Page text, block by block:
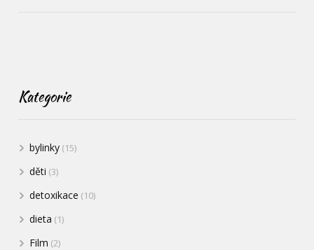
Kategorie
bylinky (15)
děti (3)
detoxikace (10)
dieta (1)
Film (2)